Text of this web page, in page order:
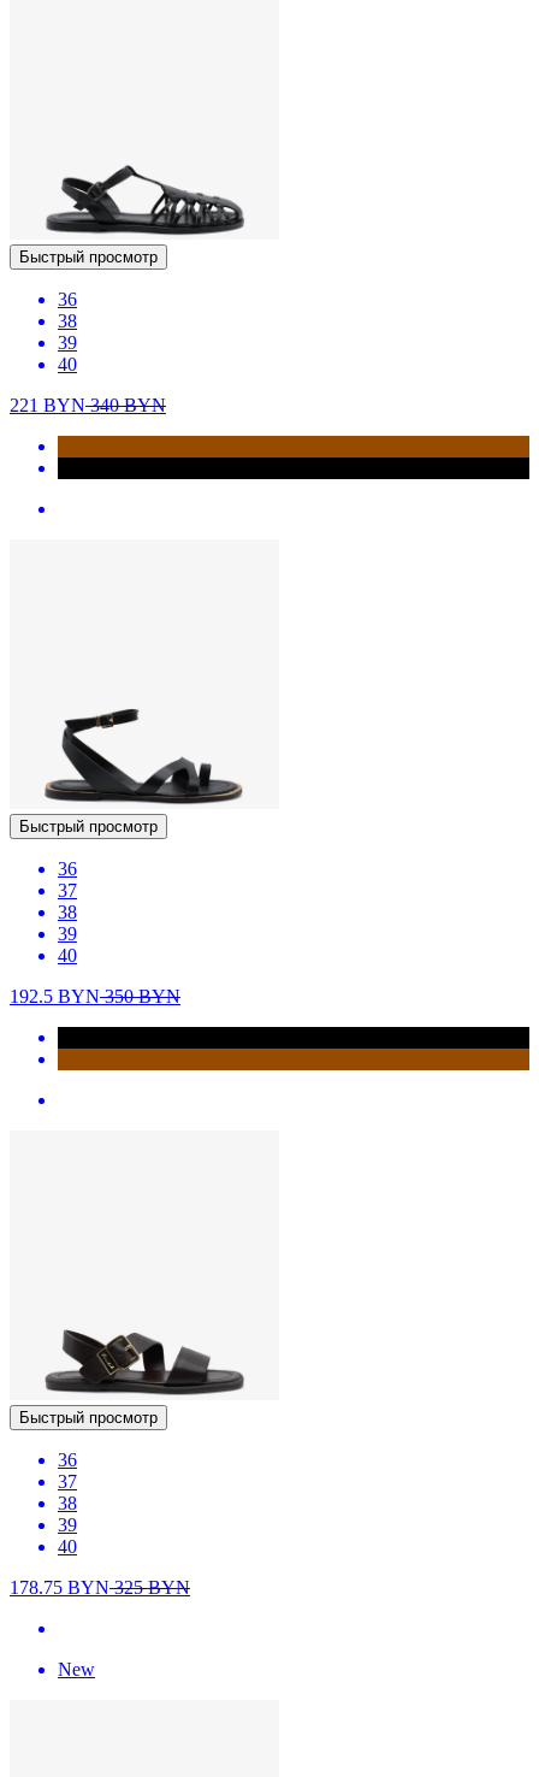
Быстрый просмотр
36
38
39
40
221 BYN340BYN
Быстрый просмотр
36
37
38
39
40
192.5 BYN350BYN
Быстрый просмотр
36
37
38
39
40
178.75 BYN325BYN
New